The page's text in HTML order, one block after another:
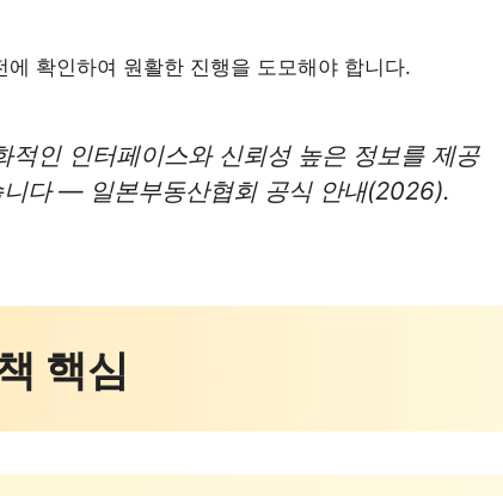
확인하여 원활한 진행을 도모해야 합니다.
적인 인터페이스와 신뢰성 높은 정보를 제공
다 — 일본부동산협회 공식 안내(2026).
핵심